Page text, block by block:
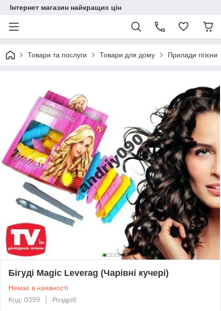
Інтернет магазин найкращих цін
Товари та послуги Товари для дому Прилади гігієни
Бігуді Magic Leverag (Чарівні кучері)
Немає в наявності
Код: 0399
Роздріб